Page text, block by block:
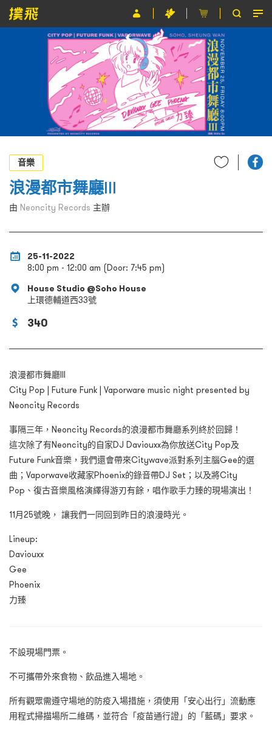
條款及細則
EN
音樂
浪漫都市舞廳III
由 Neoncity Records 主辦
25-11-2022
8:00 pm - 12:00 am (Door: 7:45 pm)
House Studio @Soho House
上環德輔道西33號
340
浪漫都市舞廳III
City Pop | Future Funk | Vaporware music night presented by
Neoncity Records
事隔三年，Neoncity Records的浪漫都市舞廳系列終於回歸！
這次除了有Neoncity的自家DJ Daviouxx為你放送City Pop及
Future Funk音樂，我們還會帶來Citywave派對系列主腦Gee的選
曲；Vaporwave收藏家Phoenix的錄音帶DJ Set；以及將City
Pop、復古音樂風格演繹得游刃有餘，唱作歌手力臻的現場演出！
11月25號晚， 讓我們一同回到昨日的浪漫時光。
Lineup:
Daviouxx
Gee
Phoenix
力臻
不設現場門票。
不可攜帶外來食物、飲品進入場地。
所有觀眾需遵守場地的防疫入場措施，須使用「安心出行」流動應
用程式掃描場所二維碼，並符合「疫苗通行證」的「藍碼」要求。